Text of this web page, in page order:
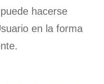
hacerse
en la forma